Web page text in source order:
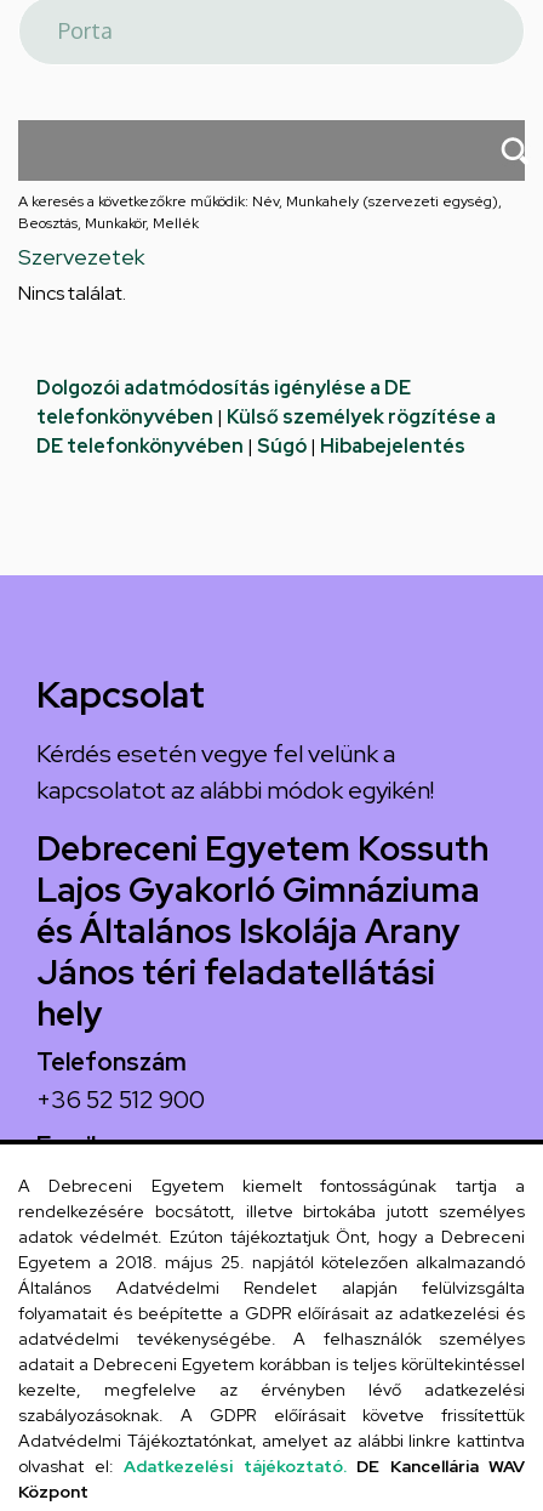
A keresés a következőkre működik: Név, Munkahely (szervezeti egység),
Beosztás, Munkakör, Mellék
Szervezetek
Nincs találat.
Dolgozói adatmódosítás igénylése a DE
telefonkönyvében | Külső személyek rögzítése a
DE telefonkönyvében | Súgó| Hibabejelentés
Kapcsolat
Kérdés esetén vegye fel velünk a
kapcsolatot az alábbi módok egyikén!
Debreceni Egyetem Kossuth
Lajos Gyakorló Gimnáziuma
és Általános Iskolája Arany
János téri feladatellátási
hely
Telefonszám
+36 52 512 900
Email
arany.titkarsag@arany-alt.unideb.hu
Cím
4026 Debrecen, Arany János tér 1.
Szervezeti telefonkönyv
UD telefonkönyv
A Debreceni Egyetem kiemelt fontosságúnak tartja a
rendelkezésére bocsátott, illetve birtokába jutott személyes
adatok védelmét. Ezúton tájékoztatjuk Önt, hogy a Debreceni
Egyetem a 2018. május 25. napjától kötelezően alkalmazandó
Általános Adatvédelmi Rendelet alapján felülvizsgálta
folyamatait és beépítette a GDPR előírásait az adatkezelési és
adatvédelmi tevékenységébe. A felhasználók személyes
adatait a Debreceni Egyetem korábban is teljes körültekintéssel
kezelte, megfelelve az érvényben lévő adatkezelési
szabályozásoknak. A GDPR előírásait követve frissítettük
Adatvédelmi Tájékoztatónkat, amelyet az alábbi linkre kattintva
olvashat el: Adatkezelési tájékoztató. DE Kancellária WAV
Központ